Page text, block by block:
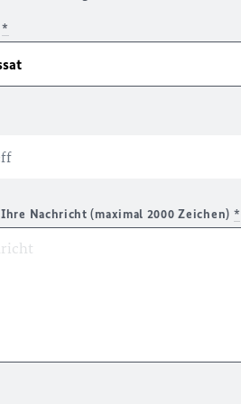
*
Nachricht (maximal 2000 Zeichen) *